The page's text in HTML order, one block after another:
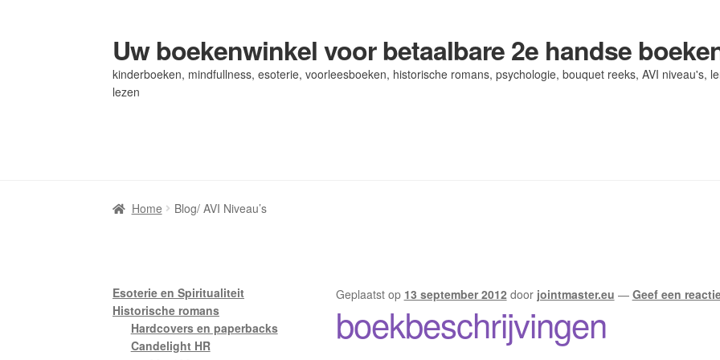
Ga
door
naar
Ga
naar
de
Uw boekenwinkel voor betaalbare 2e handse
kinderboeken, mindfullness, esoterie, voorleesboeken, historische romans, psychologie, bouquet reeks, AVI niveau's,
lezen
Home Blog/ AVI Niveau’s
Geplaatst op 13 september 2012 door jointmaster.eu — Geef een
boekbeschrijvingen
Esoterie en Spiritualiteit
Historische romans
Hardcovers en paperbacks
Candelight HR